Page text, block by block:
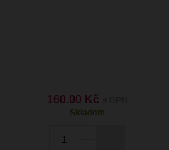
160.00 Kč
Skladem